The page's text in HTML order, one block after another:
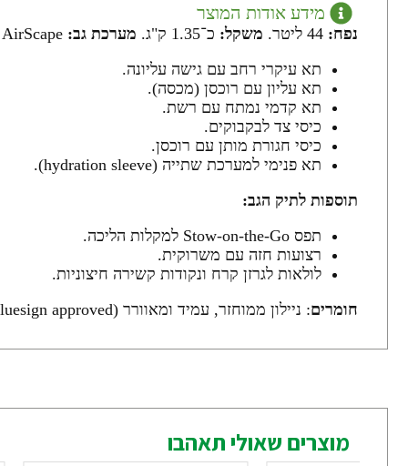
מידע אודות המוצר
נפח: משקל: כ־1.35 ק"ג. מערכת גב:
תא עיקרי רחב עם גישה עליונה.
תא עליון עם רוכסן (מכסה).
תא קדמי נמתח עם רשת.
כיסי צד לבקבוקים.
כיסי חגורת מותן עם רוכסן.
תא פנימי למערכת שתייה (hydration sleeve).
תוספות לתיק הגב:
תפס Stow-on-the-Go למקלות הליכה.
רצועות חזה עם משרוקית.
לולאות לגרזן קרח ונקודות קשירה חיצוניות.
חומרים: ניילון ממוחזר, עמיד ומאוורר (bluesign approved).
מוצרים שאולי תאהבו